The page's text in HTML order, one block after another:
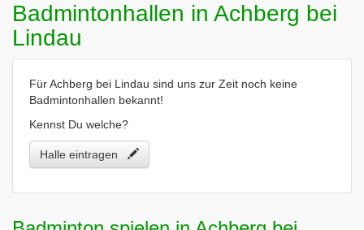
Badmintonhallen in Achberg bei
Lindau
Für Achberg bei Lindau sind uns zur Zeit noch keine
Badmintonhallen bekannt!
Kennst Du welche?
Halle eintragen